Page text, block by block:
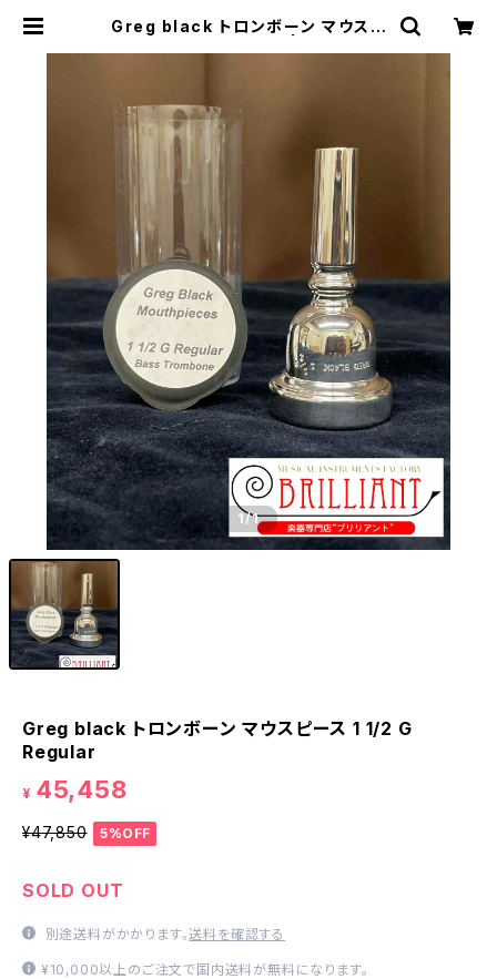
Greg black トロンボーン マウスピ
1/1
Greg black トロンボーン マウスピース 1 1/2 G
Regular
¥ 45,458
¥47,850 5%OFF
SOLD OUT
別途送料がかかります。送料を確認する
¥10,000以上のご注文で国内送料が無料になります。